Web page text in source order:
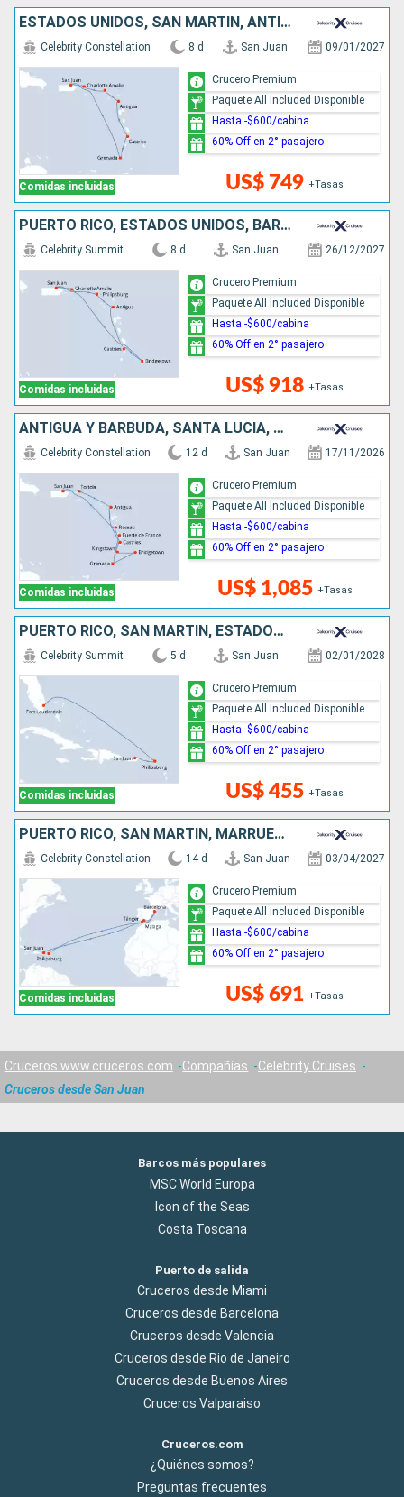
ESTADOS UNIDOS, SAN MARTÍN, ANTIGUA Y BARBUDA, SANTA LUCIA, GRENADA, PUERTO RICO
Comidas incluidas
Celebrity Constellation 8 d San Juan 09/01/2027
US$ 749 +Tasas
Crucero Premium
Paquete All Included Disponible
Hasta -$600/cabina
60% Off en 2° pasajero
PUERTO RICO, ESTADOS UNIDOS, BARBADOS, SANTA LUCIA, ANTIGUA Y BARBUDA, SAN MARTÍN
Comidas incluidas
Celebrity Summit 8 d San Juan 26/12/2027
US$ 918 +Tasas
Crucero Premium
Paquete All Included Disponible
Hasta -$600/cabina
60% Off en 2° pasajero
ANTIGUA Y BARBUDA, SANTA LUCIA, GRENADA, BARBADOS, SAN VINCENT Y LAS GRANADINAS, DOMINICA, PUERTO RICO
Comidas incluidas
Celebrity Constellation 12 d San Juan 17/11/2026
US$ 1,085 +Tasas
Crucero Premium
Paquete All Included Disponible
Hasta -$600/cabina
60% Off en 2° pasajero
PUERTO RICO, SAN MARTÍN, ESTADOS UNIDOS
Comidas incluidas
Celebrity Summit 5 d San Juan 02/01/2028
US$ 455 +Tasas
Crucero Premium
Paquete All Included Disponible
Hasta -$600/cabina
60% Off en 2° pasajero
PUERTO RICO, SAN MARTÍN, MARRUECOS, ESPAÑA
Comidas incluidas
Celebrity Constellation 14 d San Juan 03/04/2027
US$ 691 +Tasas
Crucero Premium
Paquete All Included Disponible
Hasta -$600/cabina
60% Off en 2° pasajero
Cruceros www.cruceros.com Compañías
Celebrity Cruises
Cruceros desde San Juan
Barcos más populares
MSC World Europa
Icon of the Seas
Costa Toscana
Puerto de salida
Cruceros desde Miami
Cruceros desde Barcelona
Cruceros desde Valencia
Cruceros desde Rio de Janeiro
Cruceros desde Buenos Aires
Cruceros Valparaiso
Cruceros.com
¿Quiénes somos?
Preguntas frecuentes